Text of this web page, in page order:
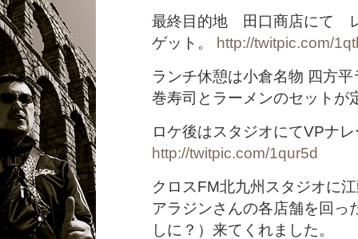
最終目的地 田口商店にて
ゲット。
http://twitpic.com/
ランチ休憩は小倉名物 四方
巻寿司とラーメンのセットが
ロケ後はスタジオにてVPナ
http://twitpic.com/1qur5d
クロスFM北九州スタジオに
アラジンさんの各店舗を回っ
しに？）来てくれました。